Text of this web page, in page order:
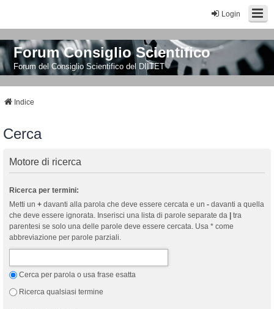
Login
Forum Consiglio Scientifico
Forum del Consiglio Scientifico del DIITET
Indice
Cerca
Motore di ricerca
Ricerca per termini:
Metti un + davanti alla parola che deve essere cercata e un - davanti a quella
che deve essere ignorata. Inserisci una lista di parole separate da
tra
parentesi se solo una delle parole deve essere cercata. Usa * come
abbreviazione per parole parziali.
Cerca per parola o usa frase esatta
Ricerca qualsiasi termine